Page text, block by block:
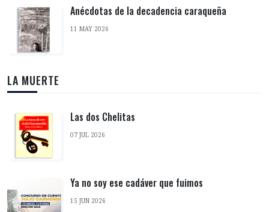
Anécdotas de la decadencia caraqueña
11 MAY 2026
LA MUERTE
Las dos Chelitas
07 JUL 2026
Ya no soy ese cadáver que fuimos
15 JUN 2026